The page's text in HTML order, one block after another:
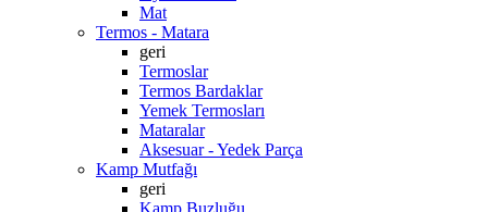
Mat
Termos - Matara
geri
Termoslar
Termos Bardaklar
Yemek Termosları
Mataralar
Aksesuar - Yedek Parça
Kamp Mutfağı
geri
Kamp Buzluğu